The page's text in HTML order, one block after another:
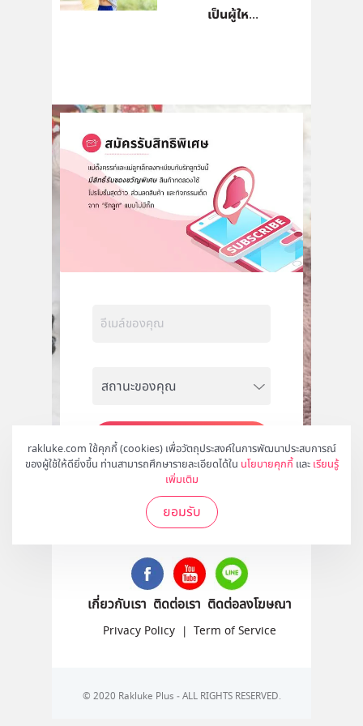
rakluke.com ใช้คุกกี้ (cookies) เพื่อวัตถุประสงค์ในการพัฒนาประสบการณ์
ของผู้ใช้ให้ดียิ่งขึ้น ท่านสามารถศึกษารายละเอียดได้ใน นโยบายคุกกี้ และ เรียนรู้
เพิ่มเติม
ยอมรับ
เป็นผู้ให...
สมัคร
ติดตามเราได้ที่
เกี่ยวกับเรา ติดต่อเรา ติดต่อลงโฆษณา
Privacy Policy | Term of Service
© 2020 Rakluke Plus - ALL RIGHTS RESERVED.